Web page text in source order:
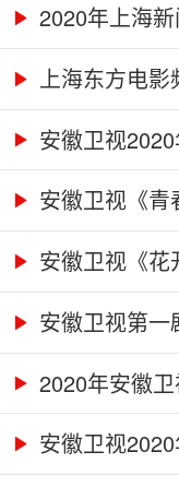
2020年上海
上海东方电
安徽卫视
安徽卫视《
作...安徽卫视《
安徽卫视第
2020年安徽
安徽卫视